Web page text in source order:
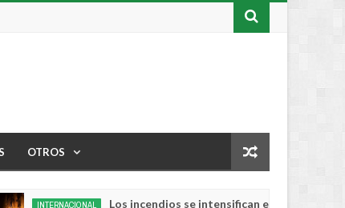
OTROS
Los incendios se intensifican en noroeste de EEUU: